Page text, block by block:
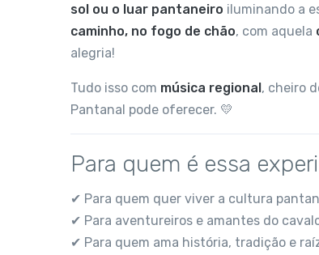
sol ou o luar pantaneiro iluminando a
caminho, no fogo de chão, com aquela
alegria!
Tudo isso com música regional, cheiro
Pantanal pode oferecer. 💛
Para quem é essa
✔ Para quem quer viver a cultura
✔ Para aventureiros e amantes do
✔ Para quem ama história, tradição e